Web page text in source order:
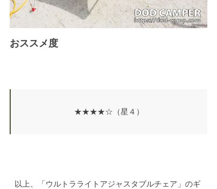
おススメ度
★★★★☆（星４）
以上、「ウルトラライトアジャスタブルチェア」のギ